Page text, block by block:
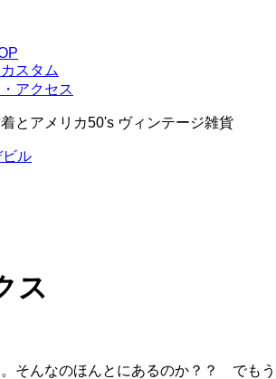
スタム
アクセス
とアメリカ50's ヴィンテージ雑貨
ビル
ス
。そんなのほんとにあるのか？？ でもう